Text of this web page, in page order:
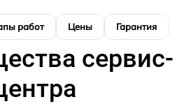
работ Цены Гарантия
сервис-